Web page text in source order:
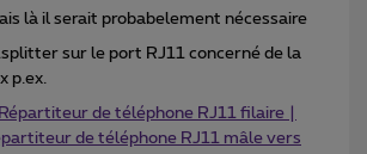
là il serait probabelement nécessaire
sur le port RJ11 concerné de la
p.ex.
de téléphone RJ11 filaire |
de téléphone RJ11 mâle vers